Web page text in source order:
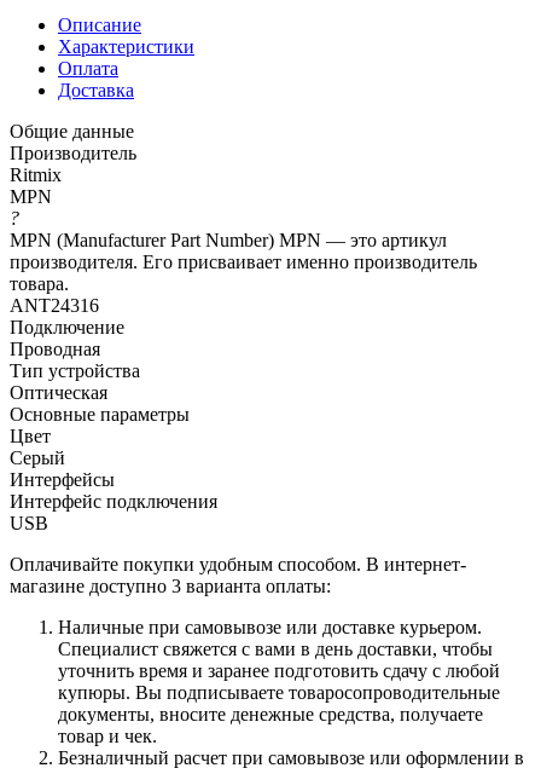
Описание
Характеристики
Оплата
Доставка
Общие данные
Производитель
Ritmix
MPN
?
MPN (Manufacturer Part Number) MPN — это артикул
производителя. Его присваивает именно производитель
товара.
ANT24316
Подключение
Проводная
Тип устройства
Оптическая
Основные параметры
Цвет
Серый
Интерфейсы
Интерфейс подключения
USB
Оплачивайте покупки удобным способом. В интернет-
магазине доступно 3 варианта оплаты:
Наличные при самовывозе или доставке курьером.
Специалист свяжется с вами в день доставки, чтобы
уточнить время и заранее подготовить сдачу с любой
купюры. Вы подписываете товаросопроводительные
документы, вносите денежные средства, получаете
товар и чек.
Безналичный расчет при самовывозе или оформлении в